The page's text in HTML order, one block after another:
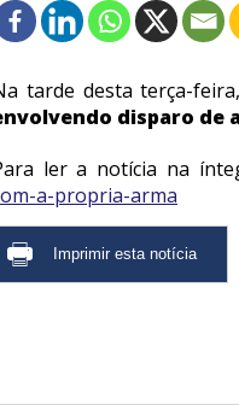
tarde desta terça-
disparo de
ler a notícia na
a-propria-arma